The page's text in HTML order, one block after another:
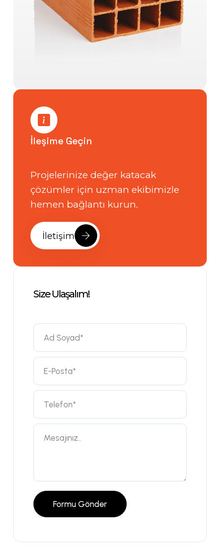
İleşime Geçin
Projelerinize değer katacak
çözümler için uzman ekibimizle
hemen bağlantı kurun.
İletişim
Size Ulaşalım!